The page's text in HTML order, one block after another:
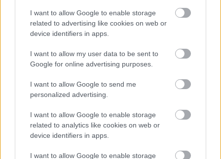
I want to allow Google to enable storage
related to advertising like cookies on web or
device identifiers in apps.
I want to allow my user data to be sent to
Google for online advertising purposes.
I want to allow Google to send me
personalized advertising.
I want to allow Google to enable storage
related to analytics like cookies on web or
device identifiers in apps.
I want to allow Google to enable storage
Rallyn a jövőjőéért is versenyez, és nem szabad
elfelejteni az M-Sport színeiben a WRC2-ben és az ERC-
ben induló Romet Jürgensont sem, aki lenyűgözte a
„Elképesztő évet zárt – mondta Millener. – Láttuk, hogy
gyakorlatilag semmilyen tapasztalatta lsem rendelkezve
indult a Rally2-es autóval, és második lett az Európa-
bajnokság walesi fordulójában. Horvátországban
negyedik lett, de a kvalifikáción elszenvedett baleset
nélkül még jobb eredményt is elérhetett volna. Nagyon